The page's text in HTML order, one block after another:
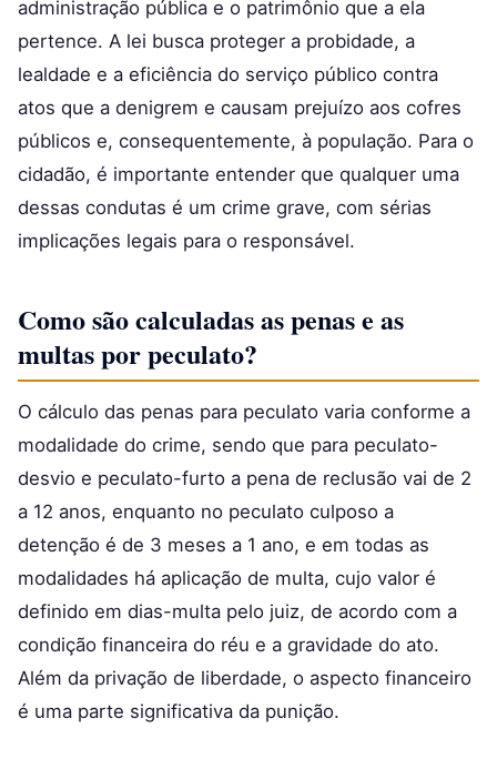
administração pública e o patrimônio que a ela
pertence. A lei busca proteger a probidade, a
lealdade e a eficiência do serviço público contra
atos que a denigrem e causam prejuízo aos cofres
públicos e, consequentemente, à população. Para o
cidadão, é importante entender que qualquer uma
dessas condutas é um crime grave, com sérias
implicações legais para o responsável.
Como são calculadas as penas e as
multas por peculato?
O cálculo das penas para peculato varia conforme a
modalidade do crime, sendo que para peculato-
desvio e peculato-furto a pena de reclusão vai de 2
a 12 anos, enquanto no peculato culposo a
detenção é de 3 meses a 1 ano, e em todas as
modalidades há aplicação de multa, cujo valor é
definido em dias-multa pelo juiz, de acordo com a
condição financeira do réu e a gravidade do ato.
Além da privação de liberdade, o aspecto financeiro
é uma parte significativa da punição.